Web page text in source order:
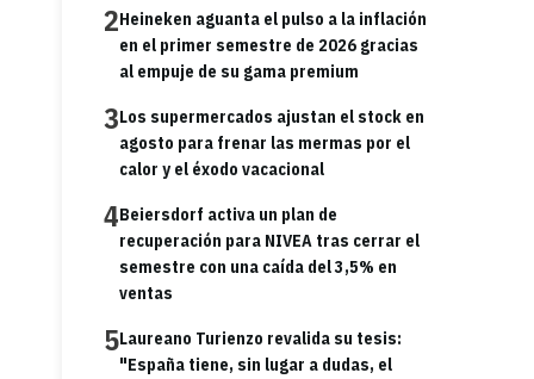
2Heineken aguanta el pulso a la inflación
en el primer semestre de 2026 gracias
al empuje de su gama premium
3Los supermercados ajustan el stock en
agosto para frenar las mermas por el
calor y el éxodo vacacional
4Beiersdorf activa un plan de
recuperación para NIVEA tras cerrar el
semestre con una caída del 3,5% en
ventas
5Laureano Turienzo revalida su tesis:
"España tiene, sin lugar a dudas, el